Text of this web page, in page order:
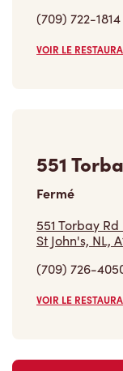
(709) 722-1814
VOIR LE
551
Fermé
551 Torbay
St John's, NL,
(709) 726-
VOIR LE